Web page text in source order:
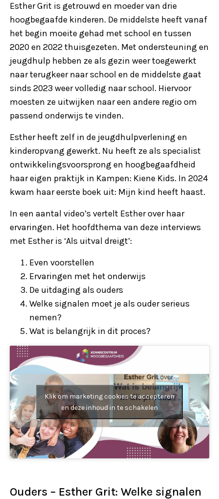
Esther Grit is getrouwd en moeder van drie
hoogbegaafde kinderen. De middelste heeft vanaf
het begin moeite gehad met school en tussen
2020 en 2022 thuisgezeten. Met ondersteuning en
jeugdhulp hebben ze als gezin weer toegewerkt
naar terugkeer naar school en de middelste gaat
sinds 2023 weer volledig naar school. Hiervoor
moesten ze uitwijken naar een andere regio om
passend onderwijs te vinden.
Esther heeft zelf in de jeugdhulpverlening en
kinderopvang gewerkt. Nu heeft ze als specialist
ontwikkelingsvoorsprong en hoogbegaafdheid
haar eigen praktijk in Kampen: Kiene Kids. In 2024
kwam haar eerste boek uit: Mijn kind heeft haast.
In een aantal video’s vertelt Esther over haar
ervaringen. Het hoofdthema van deze interviews
met Esther is ‘Als uitval dreigt’:
Even voorstellen
Ervaringen met het onderwijs
De uitdaging als ouders
Welke signalen moet je als ouder serieus
nemen?
Wat is belangrijk in dit proces?
Klik om marketing cookies te accepteren
en deze inhoud in te schakelen
Ouders – Esther Grit: Welke signalen